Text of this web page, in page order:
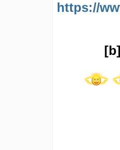
https://